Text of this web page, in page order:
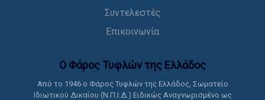
Συντελεστές
Επικοινωνία
Ο Φάρος Τυφλών της Ελλάδoς
Από το 1946 ο Φάρος Τυφλών της Ελλάδος, Σωματείο
Ιδιωτικού Δικαίου (Ν.Π.Ι.Δ.) Ειδικώς Αναγνωρισμένο ως